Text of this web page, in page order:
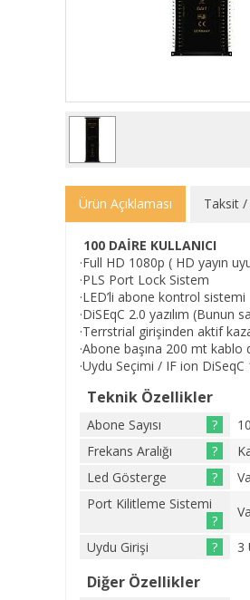
Ürün Açıklaması Taksit /
100 DAİRE KULLANICI
·Full HD 1080p ( HD yayın
·PLS Port Lock Sistem
·LED’li abone kontrol sistemi
·DiSEqC 2.0 yazılım (Bunun
·Terrstrial girişinden aktif
·Abone başına 200 mt kablo
·Uydu Seçimi / IF ion
Teknik Özellikler
Abone Sayısı ?
Frekans Aralığı
?
Led Gösterge
?
Port Kilitleme Sistemi
?
Uydu Girişi ? 3
Diğer Özellikler